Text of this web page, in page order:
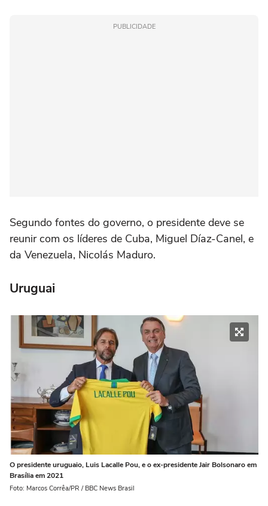
PUBLICIDADE
Segundo fontes do governo, o presidente deve se
reunir com os líderes de Cuba, Miguel Díaz-Canel, e
da Venezuela, Nicolás Maduro.
Uruguai
O presidente uruguaio, Luis Lacalle Pou, e o ex-presidente Jair Bolsonaro em
Brasília em 2021
Foto: Marcos Corrêa/PR / BBC News Brasil